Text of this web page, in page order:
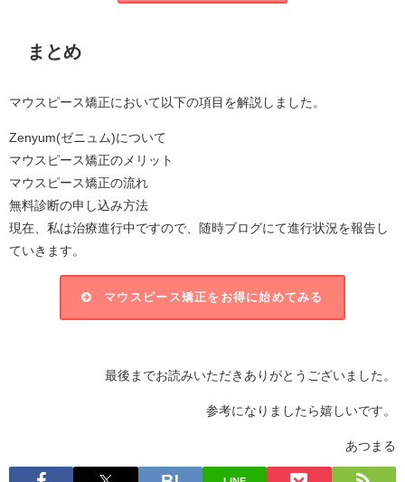
まとめ
マウスピース矯正において以下の項目を解説しました。
Zenyum(ゼニュム)について
マウスピース矯正のメリット
マウスピース矯正の流れ
無料診断の申し込み方法
現在、私は治療進行中ですので、随時ブログにて進行状況を報告し
ていきます。
マウスピース矯正をお得に始めてみる
最後までお読みいただきありがとうございました。
参考になりましたら嬉しいです。
あつまる